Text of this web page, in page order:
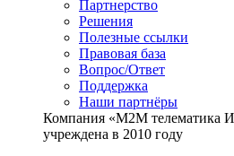
Партнерство
Решения
Полезные ссылки
Правовая база
Вопрос/Ответ
Поддержка
Наши партнёры
Компания «М2М телематика
учреждена в 2010 году